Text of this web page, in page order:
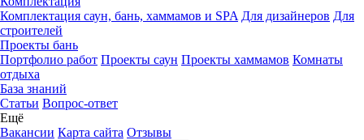
Комплектация саун, бань, хаммамов и SPA Для дизайнеров Для
строителей
Проекты бань
Портфолио работ Проекты саун Проекты хаммамов Комнаты
отдыха
База знаний
Статьи Вопрос-ответ
Ещё
Вакансии Карта сайта Отзывы